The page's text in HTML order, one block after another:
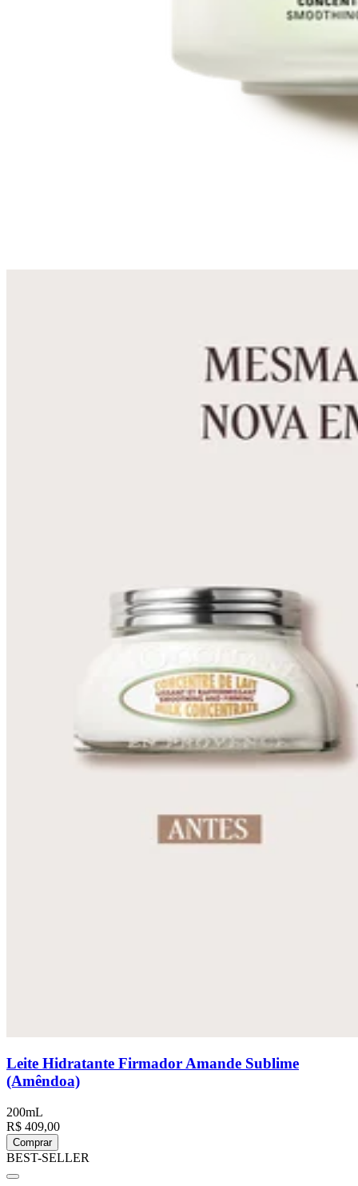
Leite Hidratante Firmador Amande Sublime
(Amêndoa)
200mL
R$ 409,00
Comprar
BEST-SELLER